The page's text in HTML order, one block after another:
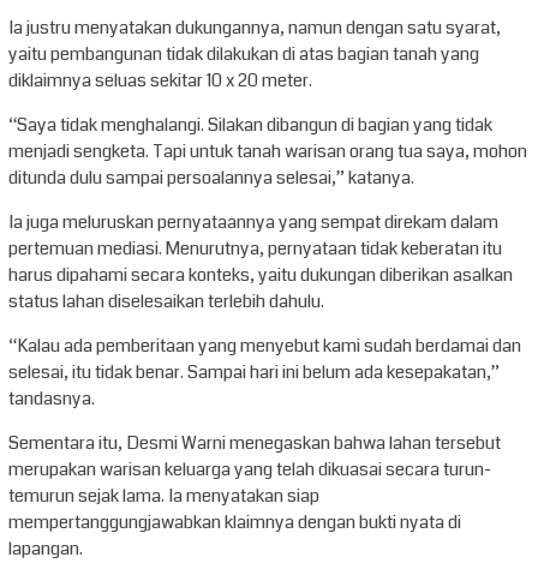
Ia justru menyatakan dukungannya, namun dengan satu syarat,
yaitu pembangunan tidak dilakukan di atas bagian tanah yang
diklaimnya seluas sekitar 10 x 20 meter.
“Saya tidak menghalangi. Silakan dibangun di bagian yang tidak
menjadi sengketa. Tapi untuk tanah warisan orang tua saya, mohon
ditunda dulu sampai persoalannya selesai,” katanya.
Ia juga meluruskan pernyataannya yang sempat direkam dalam
pertemuan mediasi. Menurutnya, pernyataan tidak keberatan itu
harus dipahami secara konteks, yaitu dukungan diberikan asalkan
status lahan diselesaikan terlebih dahulu.
“Kalau ada pemberitaan yang menyebut kami sudah berdamai dan
selesai, itu tidak benar. Sampai hari ini belum ada kesepakatan,”
tandasnya.
Sementara itu, Desmi Warni menegaskan bahwa lahan tersebut
merupakan warisan keluarga yang telah dikuasai secara turun-
temurun sejak lama. Ia menyatakan siap
mempertanggungjawabkan klaimnya dengan bukti nyata di
lapangan.